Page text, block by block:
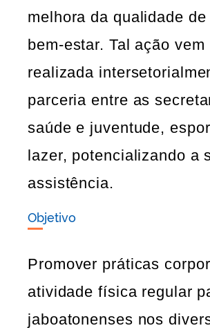
melhora da qualidade
bem-estar. Tal ação vem
realizada
parceria entre as
saúde e juventude,
lazer, potencializando a
assistência.
Objetivo
Promover práticas
atividade física regular
jaboatonenses nos